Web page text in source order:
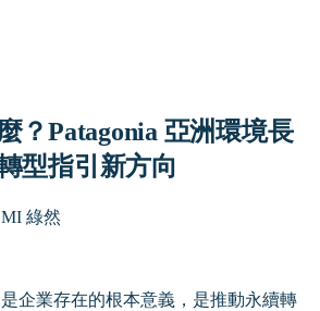
？Patagonia 亞洲環境長
型指引新方向
綠然
是企業存在的根本意義，是推動永續轉